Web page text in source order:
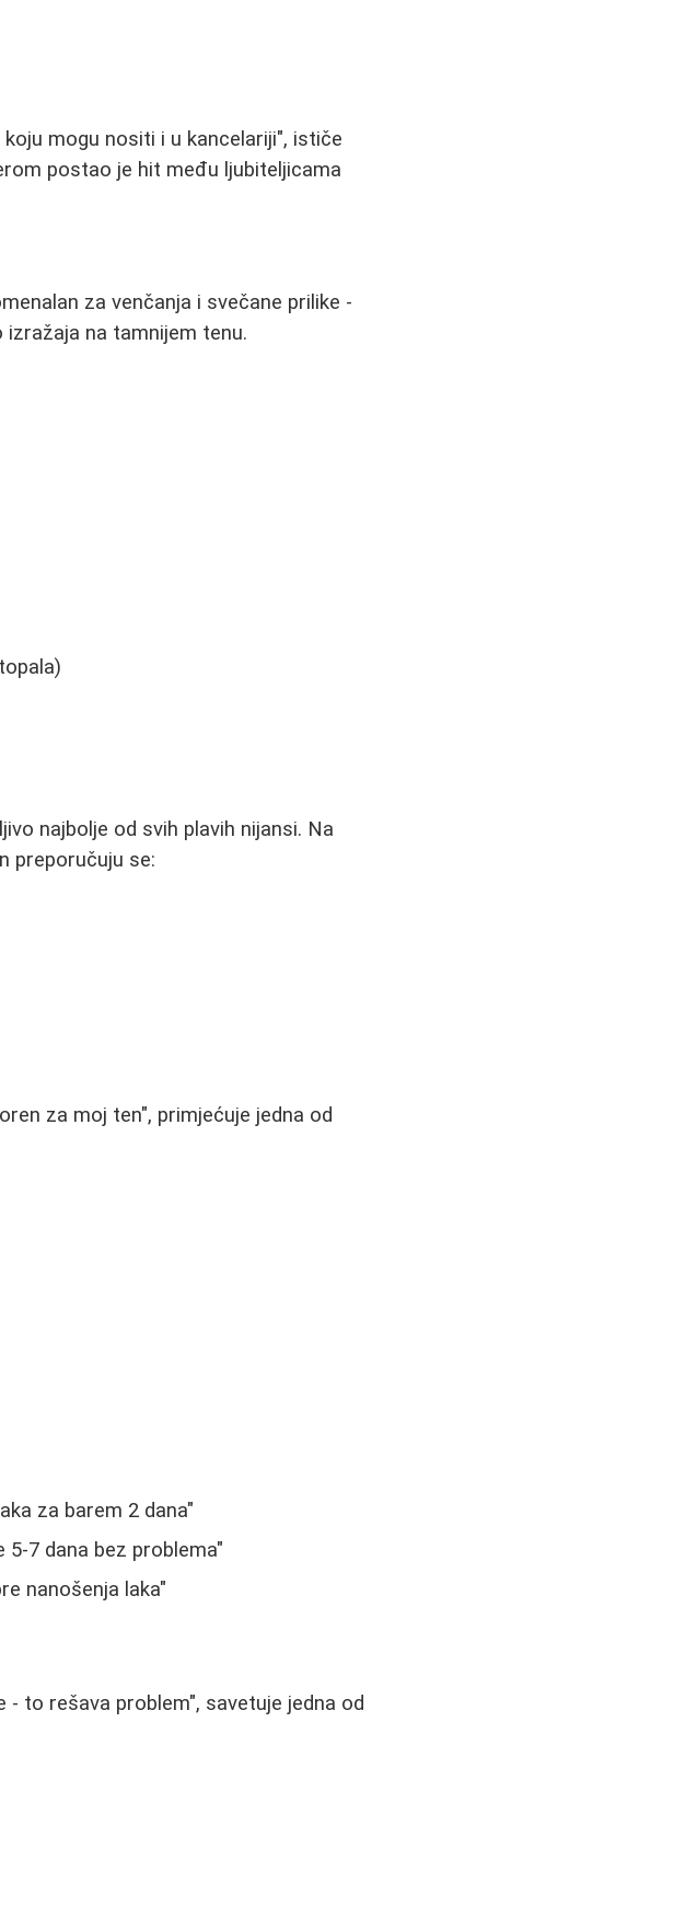
mogu nositi i u kancelariji", ističe
postao je hit među ljubiteljicama
za venčanja i svečane prilike -
izražaja na tamnijem tenu.
najbolje od svih plavih nijansi. Na
preporučuju se:
za moj ten", primjećuje jedna od
za barem 2 dana"
7 dana bez problema"
nanošenja laka"
to rešava problem", savetuje jedna od